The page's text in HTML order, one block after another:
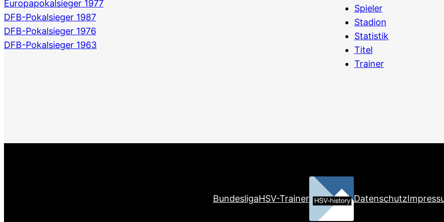
Europapokalsieger 1977
DFB-Pokalsieger 1987
DFB-Pokalsieger 1976
DFB-Pokalsieger 1963
Spieler
Stadion
Statistik
Titel
Trainer
BundesligaHSV-Trainer Datenschutz